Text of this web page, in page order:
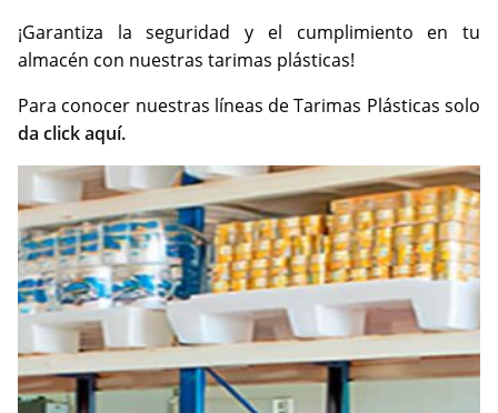
¡Garantiza la seguridad y el cumplimiento en tu
almacén con nuestras tarimas plásticas!
Para conocer nuestras líneas de Tarimas Plásticas solo
da click aquí.